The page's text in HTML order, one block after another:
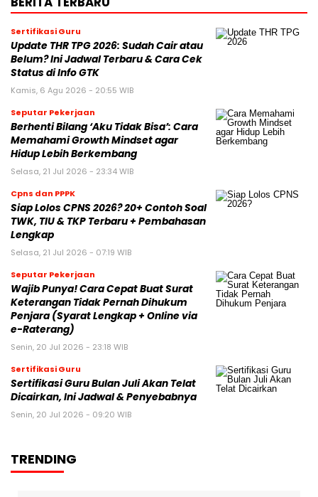
Sertifikasi Guru
Update THR TPG 2026: Sudah Cair atau
Belum? Ini Jadwal Terbaru & Cara Cek
Status di Info GTK
Kamis, 6 Agu 2026 - 20:55 WIB
Seputar Pekerjaan
Berhenti Bilang ‘Aku Tidak Bisa’: Cara
Memahami Growth Mindset agar
Hidup Lebih Berkembang
Selasa, 21 Jul 2026 - 23:34 WIB
Cpns dan PPPK
Siap Lolos CPNS 2026? 20+ Contoh Soal
TWK, TIU & TKP Terbaru + Pembahasan
Lengkap
Selasa, 21 Jul 2026 - 07:19 WIB
Seputar Pekerjaan
Wajib Punya! Cara Cepat Buat Surat
Keterangan Tidak Pernah Dihukum
Penjara (Syarat Lengkap + Online via
e-Raterang)
Senin, 20 Jul 2026 - 23:18 WIB
Sertifikasi Guru
Sertifikasi Guru Bulan Juli Akan Telat
Dicairkan, Ini Jadwal & Penyebabnya
Senin, 20 Jul 2026 - 09:20 WIB
TRENDING